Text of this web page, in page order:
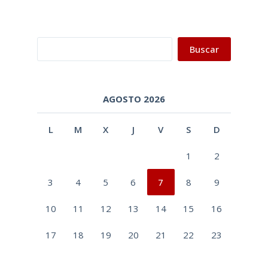
Buscar
AGOSTO 2026
L M X J V S D
1 2
3 4 5 6 7 8 9
10 11 12 13 14 15 16
17 18 19 20 21 22 23